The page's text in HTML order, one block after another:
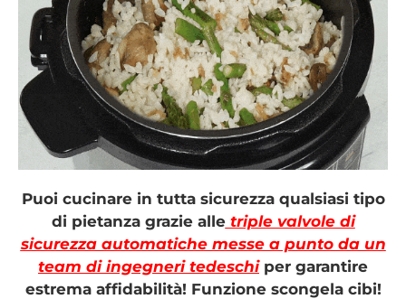
Puoi cucinare in tutta sicurezza qualsiasi tipo
di pietanza grazie alletriple valvole di
sicurezza automatiche messe a punto da un
team di ingegneri tedeschiper garantire
estrema affidabilità! Funzione scongela cibi!